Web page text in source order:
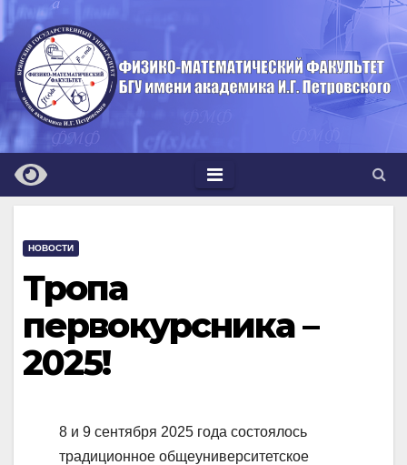
Перейти
к
содержимому
НОВОСТИ
Тропа
первокурсника –
2025!
8 и 9 сентября 2025 года состоялось
традиционное общеуниверситетское